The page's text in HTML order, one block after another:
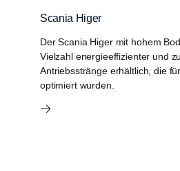
Scania Higer
Der Scania Higer mit hohem
Vielzahl energieeffizienter und
Antriebsstränge erhältlich, die
optimiert wurden.